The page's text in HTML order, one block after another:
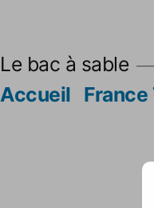
Le bac à sable
Accueil France